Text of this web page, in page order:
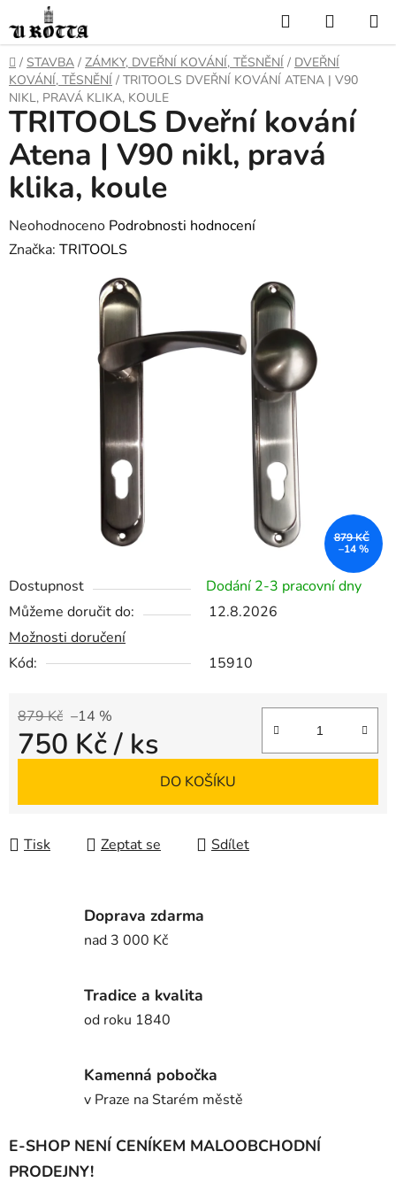
na
obsah
Hledat
KOŠÍK
DOMŮ
/ STAVBA / ZÁMKY, DVEŘNÍ KOVÁNÍ, TĚSNĚNÍ / DVEŘNÍ
KOVÁNÍ, TĚSNĚNÍ / TRITOOLS DVEŘNÍ KOVÁNÍ ATENA | V90
NIKL, PRAVÁ KLIKA, KOULE
Dostupnost
Dodání 2-3 pracovní dny
Můžeme doručit do:
12.8.2026
Možnosti doručení
Kód:
15910
879 Kč –14 %
750 Kč/ ks
DO KOŠÍKU
Tisk Zeptat se Sdílet
TRITOOLS Dveřní kování
Atena | V90 nikl, pravá
klika, koule
Průměrné
hodnocení
Neohodnoceno Podrobnosti hodnocení
Značka: TRITOOLS
879 KČ
–14 %
Doprava zdarma
nad 3 000 Kč
Tradice a kvalita
od roku 1840
Kamenná pobočka
v Praze na Starém městě
E-SHOP NENÍ CENÍKEM MALOOBCHODNÍ
PRODEJNY!